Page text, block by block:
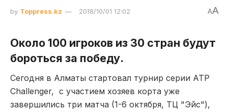
by Toppress.kz 2018/10/01 12:02 AA
Около 100 игроков из 30 стран будут
бороться за победу.
Сегодня в Алматы стартовал турнир серии ATP
Challenger, с участием хозяев корта уже
завершились три матча (1-6 октября, ТЦ "Эйс"),